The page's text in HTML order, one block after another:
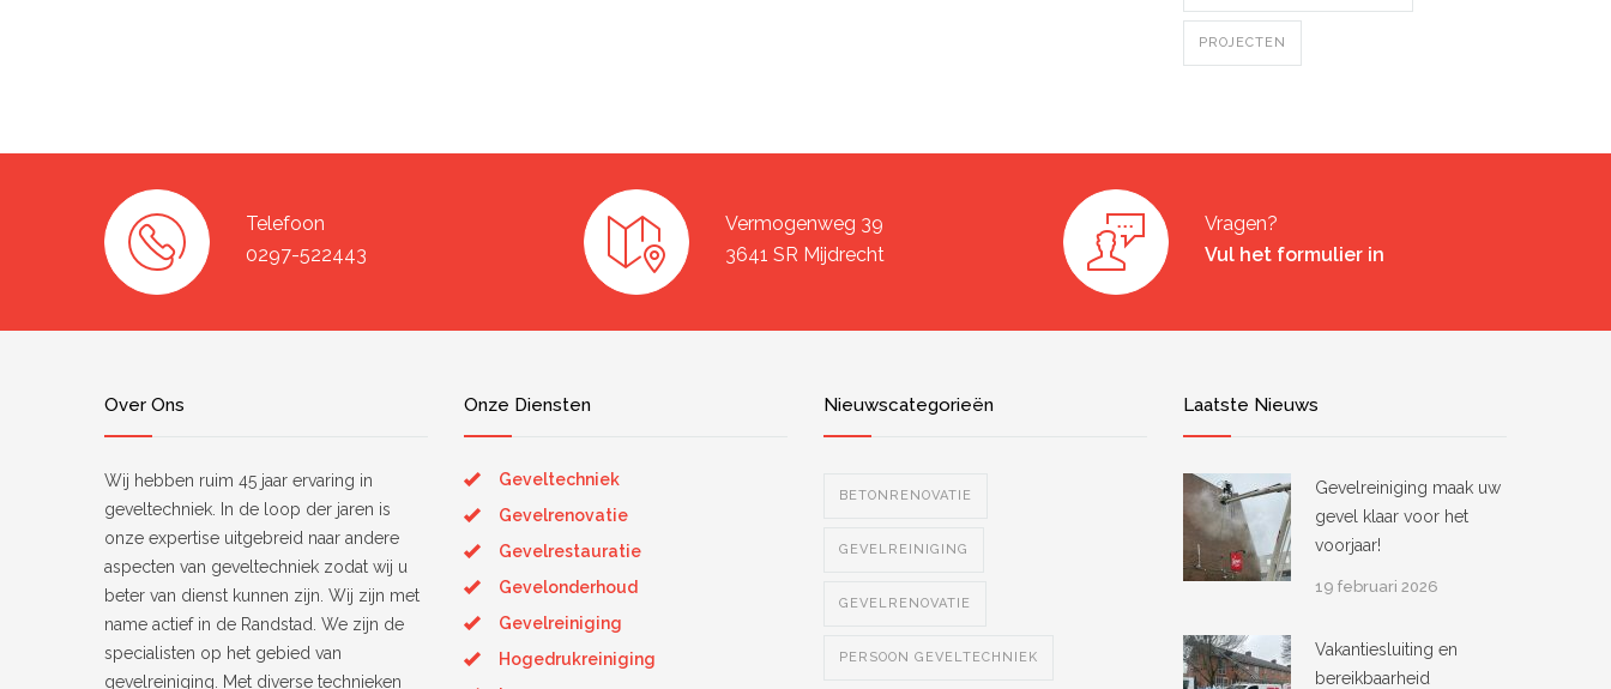
PROJECTEN
Telefoon
0297-522443
Vermogenweg 39
3641 SR Mijdrecht
Vragen?
Vul het formulier in
Over Ons
Wij hebben ruim 45 jaar ervaring in
geveltechniek. In de loop der jaren is
onze expertise uitgebreid naar andere
aspecten van geveltechniek zodat wij u
beter van dienst kunnen zijn. Wij zijn met
name actief in de Randstad. We zijn de
specialisten op het gebied van
gevelreiniging. Met diverse technieken
Onze Diensten
Geveltechniek
Gevelrenovatie
Gevelrestauratie
Gevelonderhoud
Gevelreiniging
Hogedrukreiniging
Nieuwscategorieën
BETONRENOVATIE
GEVELREINIGING
GEVELRENOVATIE
PERSOON GEVELTECHNIEK
Laatste Nieuws
Gevelreiniging maak uw
gevel klaar voor het
voorjaar!
19 februari 2026
Vakantiesluiting en
bereikbaarheid